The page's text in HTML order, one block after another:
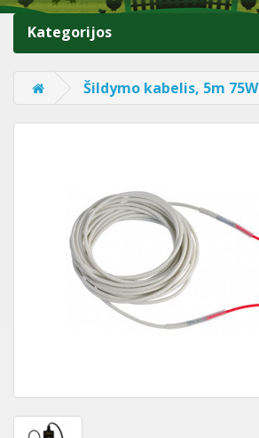
Kategorijos
Šildymo kabelis, 5m 75W